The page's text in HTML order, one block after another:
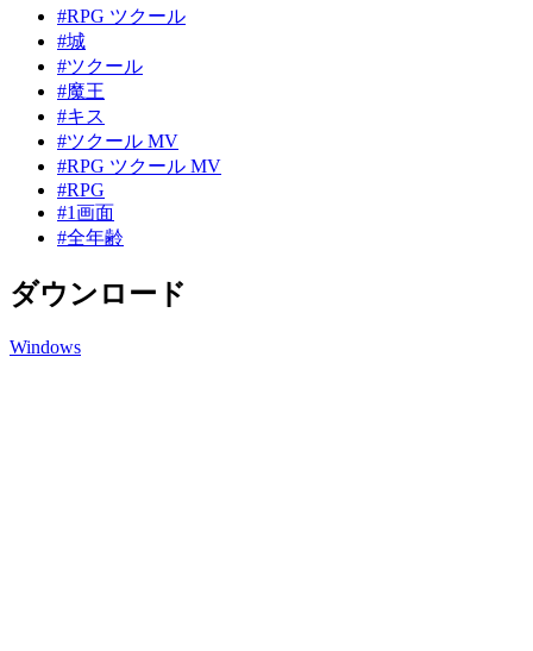
#RPG ツクール
#城
#ツクール
#魔王
#キス
#ツクール MV
#RPG ツクール MV
#RPG
#1画面
#全年齢
ダウンロード
Windows